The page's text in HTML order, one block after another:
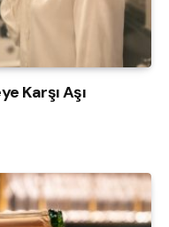
Karşı Aşı